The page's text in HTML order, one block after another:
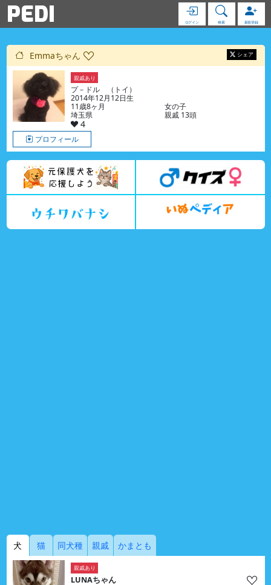
PEDI ログイン 検索 新規登録
Emmaちゃん シェア
親戚あり
プ－ドル （トイ）
2014年12月12日生
11歳8ヶ月
女の子
埼玉県
親戚 13頭
4
プロフィール
犬 猫 同犬種 親戚 かまとも
親戚あり
LUNAちゃん